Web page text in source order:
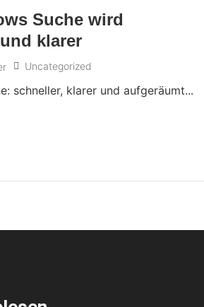
Suche wird
klarer
Uncategorized
schneller, klarer und aufgeräumt...